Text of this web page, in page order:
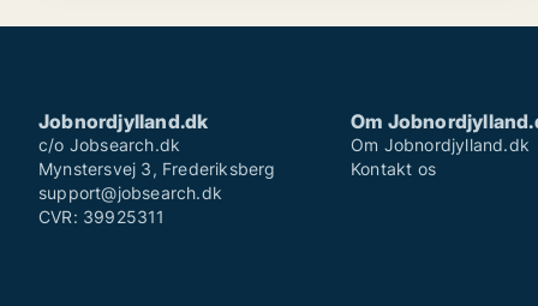
Jobnordjylland.dk
c/o Jobsearch.dk
Mynstersvej 3, Frederiksberg
support@jobsearch.dk
CVR: 39925311
Om
Om Jobnordjylland.dk
Kontakt os